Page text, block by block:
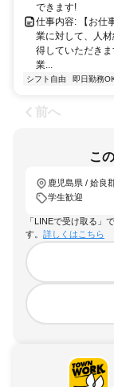
できます!
仕事内容: 【お仕
業に対して、人
得していただき
業...
シフト自由 即日勤務
前へ
こ
鹿児島県 / 姶良
学生歓迎
「LINEで受け取る」
す。 詳しくはこちら